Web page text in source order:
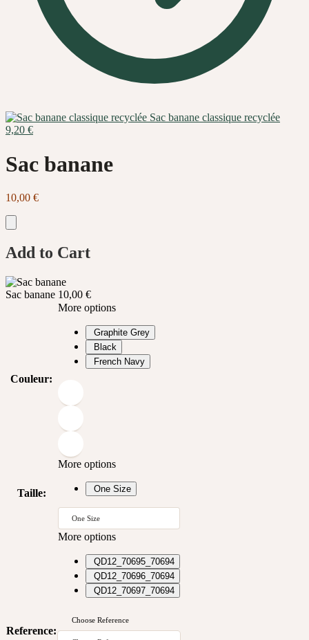
Sac banane classique recyclée
9,20 €
Sac banane
10,00 €
Add to Cart
Sac banane 10,00 €
Couleur:
More options
Graphite Grey
Black
French Navy
Taille:
More options
One Size
One Size
Reference:
More options
QD12_70695_70694
QD12_70696_70694
QD12_70697_70694
Choose Reference